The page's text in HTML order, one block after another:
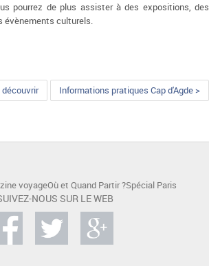
pourrez de plus assister à des expositions, des
évènements culturels.
découvrir Informations pratiques Cap d'Agde >
voyageOù et Quand Partir ?Spécial Paris
NOUS SUR LE WEB